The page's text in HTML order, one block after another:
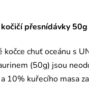
kočičí přesnídávky
kočce chuť oceánu s
(50g) jsou
10% kuřecího masa